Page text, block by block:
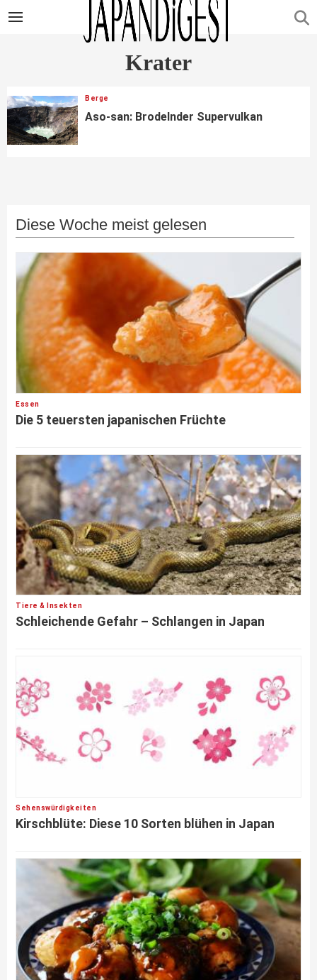
Krater
Berge
Aso-san: Brodelnder Supervulkan
Diese Woche meist gelesen
Essen
Die 5 teuersten japanischen Früchte
Tiere & Insekten
Schleichende Gefahr – Schlangen in Japan
Sehenswürdigkeiten
Kirschblüte: Diese 10 Sorten blühen in Japan